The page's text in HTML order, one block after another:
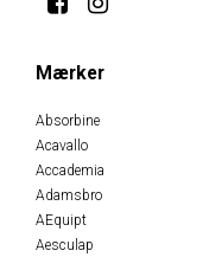
Mærker
Absorbine
Acavallo
Accademia
Adamsbro
AEquipt
Aesculap